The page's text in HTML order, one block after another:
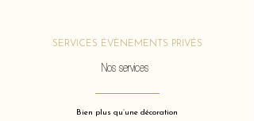
SERVICES ÉVÈNEMENTS PRIVÉS
Nos services
Bien plus qu’une décoration